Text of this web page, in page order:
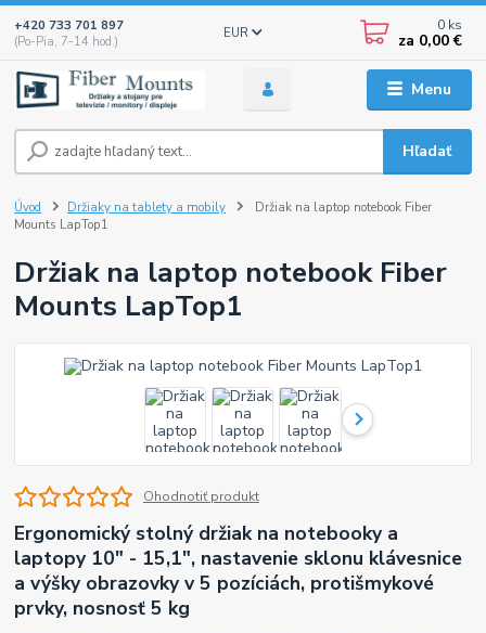
Menu
EUR
Hľadať
+420 733 701 897
(Po-Pia, 7-14 hod.)
0 ks
za 0,00 €
Úvod Držiaky na tablety a mobily
Držiak na laptop notebook Fiber
Mounts LapTop1
Držiak na laptop notebook Fiber
Mounts LapTop1
Ohodnotiť produkt
Ergonomický stolný držiak na notebooky a
laptopy 10" - 15,1", nastavenie sklonu klávesnice
a výšky obrazovky v 5 pozíciách, protišmykové
prvky, nosnosť 5 kg